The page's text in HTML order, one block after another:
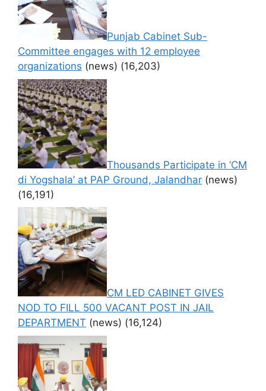
Punjab Cabinet Sub-
Committee engages with 12 employee
organizations (news) (16,203)
Thousands Participate in ‘CM
di Yogshala’ at PAP Ground, Jalandhar (news)
(16,191)
CM LED CABINET GIVES
NOD TO FILL 500 VACANT POST IN JAIL
DEPARTMENT (news) (16,124)